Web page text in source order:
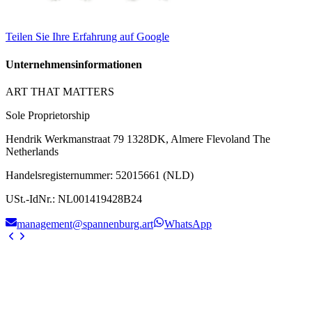
Teilen Sie Ihre Erfahrung auf Google
Unternehmensinformationen
ART THAT MATTERS
Sole Proprietorship
Hendrik Werkmanstraat 79 1328DK, Almere Flevoland The
Netherlands
Handelsregisternummer: 52015661 (NLD)
USt.-IdNr.: NL001419428B24
management@spannenburg.art WhatsApp